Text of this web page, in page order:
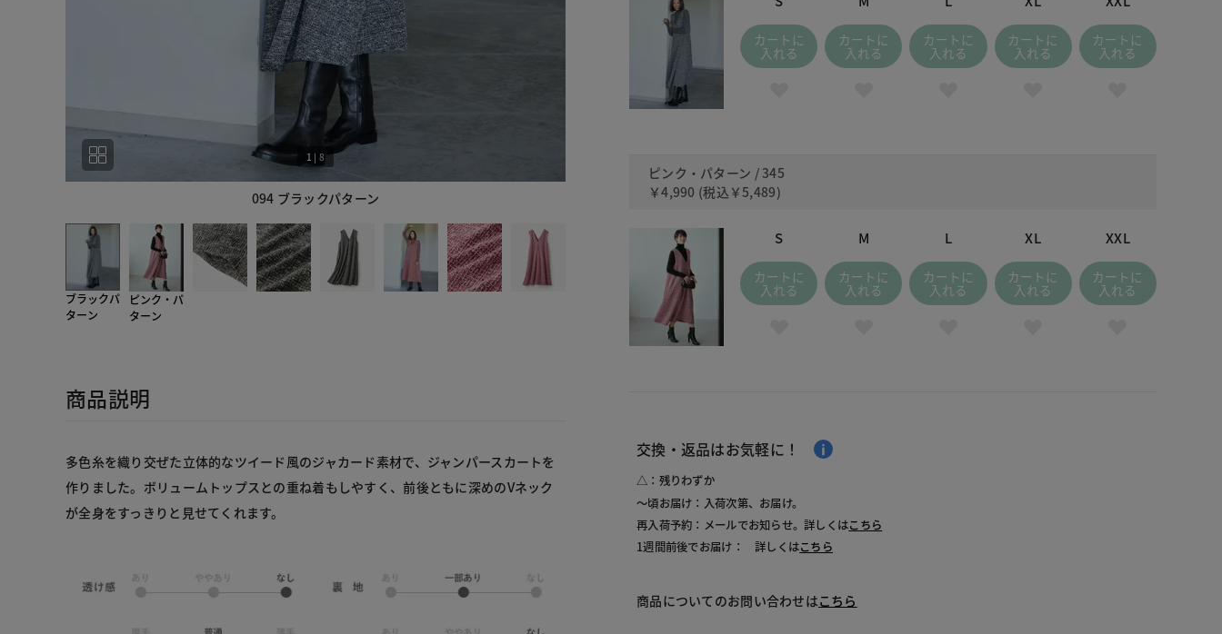
094 ブラックパターン 345 ピンク・パターン
1 | 8
ブラックパ
ターン
ピンク・パ
ターン
商品説明
多色糸を織り交ぜた立体的なツイード風のジャカード素材で、ジャンパースカートを
作りました。ボリュームトップスとの重ね着もしやすく、前後ともに深めのVネック
が全身をすっきりと見せてくれます。
カートに
入れる
カートに
入れる
カートに
入れる
カートに
入れる
カートに
入れる
ピンク・パターン / 345
￥4,990 (税込 ￥5,489)
S
カートに
入れる
M
カートに
入れる
L
カートに
入れる
XL
カートに
入れる
XXL
カートに
入れる
交換・返品はお気軽に！
△：残りわずか
～頃お届け：入荷次第、お届け。
再入荷予約：メールでお知らせ。詳しくはこちら
1週間前後でお届け： 詳しくはこちら
商品についてのお問い合わせはこちら